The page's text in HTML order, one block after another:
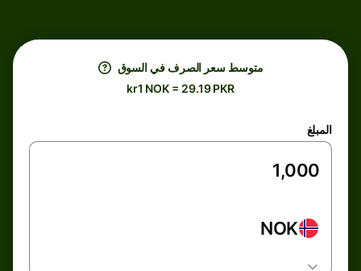
متوسط ​​سعر الصرف في السوق
kr1 NOK = 29.19 PKR
المبلغ
NOK